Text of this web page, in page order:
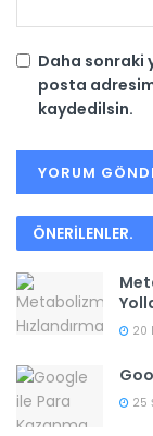
Daha sonraki
posta
kaydedilsin.
ÖNERİLENLER.
20
25